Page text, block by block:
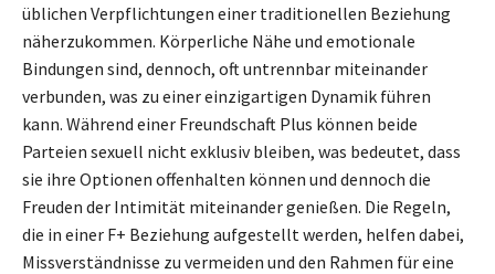
üblichen Verpflichtungen einer traditionellen Beziehung
näherzukommen. Körperliche Nähe und emotionale
Bindungen sind, dennoch, oft untrennbar miteinander
verbunden, was zu einer einzigartigen Dynamik führen
kann. Während einer Freundschaft Plus können beide
Parteien sexuell nicht exklusiv bleiben, was bedeutet, dass
sie ihre Optionen offenhalten können und dennoch die
Freuden der Intimität miteinander genießen. Die Regeln,
die in einer F+ Beziehung aufgestellt werden, helfen dabei,
Missverständnisse zu vermeiden und den Rahmen für eine